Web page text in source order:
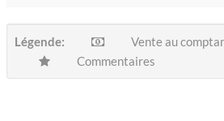
Légende:
Vente au
Commentaires